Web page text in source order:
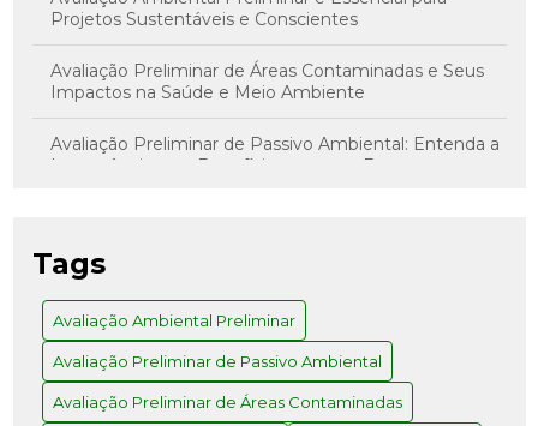
Projetos Sustentáveis e Conscientes
Avaliação Preliminar de Áreas Contaminadas e Seus
Impactos na Saúde e Meio Ambiente
Avaliação Preliminar de Passivo Ambiental: Entenda a
Importância e os Benefícios para sua Empresa
Caminho para Decisões Assertivas
Avaliação Preliminar: Como Realizar e Quais os
Benefícios para Seu Projeto
Tags
Avaliação Ambiental Preliminar
Avaliação Preliminar de Passivo Ambiental
Avaliação Preliminar de Áreas Contaminadas